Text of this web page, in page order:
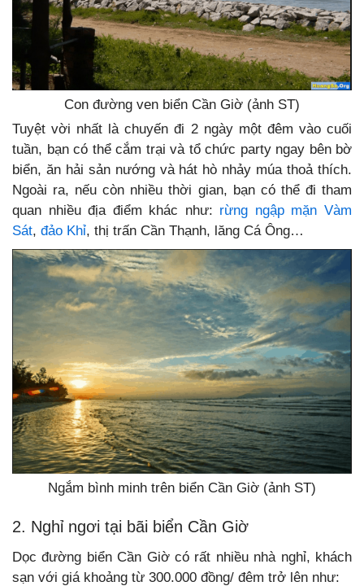
Con đường ven biển Cần Giờ (ảnh ST)
Tuyệt vời nhất là chuyến đi 2 ngày một đêm vào cuối
tuần, bạn có thể cắm trại và tổ chức party ngay bên bờ
biển, ăn hải sản nướng và hát hò nhảy múa thoả thích.
Ngoài ra, nếu còn nhiều thời gian, bạn có thể đi tham
quan nhiều địa điểm khác như: rừng ngập mặn Vàm
Sát, đảo Khỉ, thị trấn Cần Thạnh, lăng Cá Ông…
Ngắm bình minh trên biển Cần Giờ (ảnh ST)
2. Nghỉ ngơi tại bãi biển Cần Giờ
Dọc đường biển Cần Giờ có rất nhiều nhà nghỉ, khách
sạn với giá khoảng từ 300.000 đồng/ đêm trở lên như: